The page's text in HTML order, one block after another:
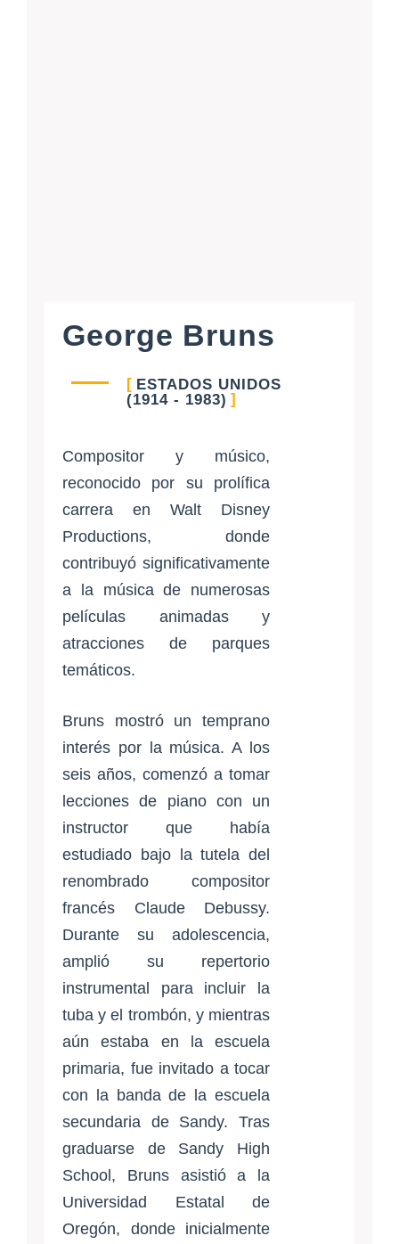
George Bruns
ESTADOS UNIDOS
(1914 - 1983)
Compositor y músico,
reconocido por su prolífica
carrera en Walt Disney
Productions, donde
contribuyó significativamente
a la música de numerosas
películas animadas y
atracciones de parques
temáticos.
Bruns mostró un temprano
interés por la música. A los
seis años, comenzó a tomar
lecciones de piano con un
instructor que había
estudiado bajo la tutela del
renombrado compositor
francés Claude Debussy.
Durante su adolescencia,
amplió su repertorio
instrumental para incluir la
tuba y el trombón, y mientras
aún estaba en la escuela
primaria, fue invitado a tocar
con la banda de la escuela
secundaria de Sandy. Tras
graduarse de Sandy High
School, Bruns asistió a la
Universidad Estatal de
Oregón, donde inicialmente